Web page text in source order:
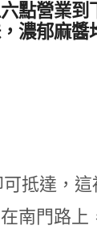
點營業到
濃郁麻醬
抵達，
南門路上